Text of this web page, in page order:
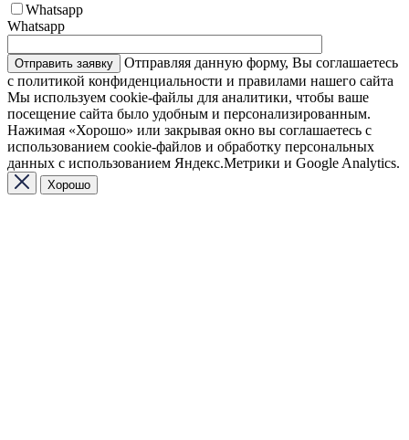
Whatsapp
Whatsapp
Отправляя данную форму, Вы соглашаетесь
с политикой конфиденциальности и правилами нашего сайта
Мы используем cookie-файлы для аналитики, чтобы ваше
посещение сайта было удобным и персонализированным.
Нажимая «Хорошо» или закрывая окно вы соглашаетесь с
использованием cookie-файлов и обработку персональных
данных с использованием Яндекс.Метрики и Google Analytics.
Хорошо